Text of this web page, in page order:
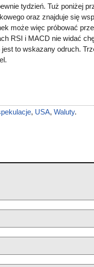
tydzień. Tuż poniżej
oraz znajduje się
może więc próbować
RSI i MACD nie widać
to wskazany odruch.
, USA, Waluty.